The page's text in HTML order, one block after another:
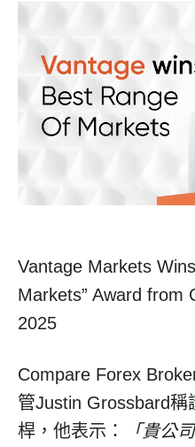
Vantage Markets
Markets” Award from
2025
Compare Forex
管Justin Grossbard稱
桿，他表示：
「貴公